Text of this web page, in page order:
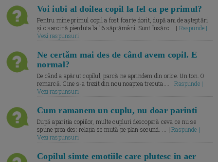
Voi iubi al doilea copil la fel ca pe primul?
Pentru mine primul copil a fost foarte dorit, după ani de așteptări
și o sarcină pierduta la 16 săptămâni. Sunt însărc... | Raspunde |
Vezi raspunsuri
Ne certăm mai des de când avem copil. E
normal?
De când a apărut copilul, parcă ne aprindem din orice. Un ton. O
remarcă. Cine s-a trezit din nou noaptea trecuta.... |Raspunde |
Vezi raspunsuri
Cum ramanem un cuplu, nu doar parinti
După apariția copiilor, multe cupluri descoperă ceva ce nu se
spune prea des: relația se mută pe plan secund. ... |Raspunde |
Vezi raspunsuri
Copilul simte emotiile care plutesc in aer